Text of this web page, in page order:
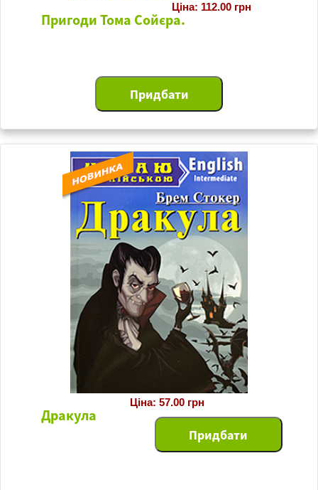
Пригоди Тома Сойєра.
Ціна: 112.00 грн
Дракула
Ціна: 57.00 грн